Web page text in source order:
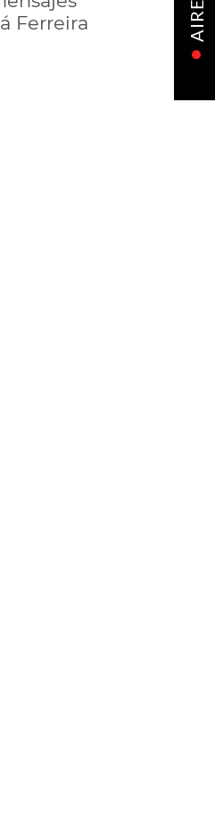
Ferreira
AIRE